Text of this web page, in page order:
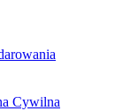
Cywilna